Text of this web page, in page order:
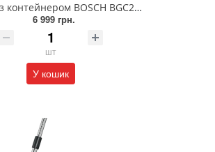
Пилосос з контейнером BOSCH BGC21X350
6 999 грн.
шт
У кошик